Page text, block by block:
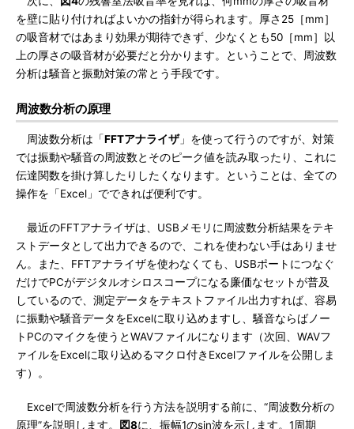
を壁に貼り付ければよいかの指針が得られます。厚さ25［mm］
の吸音材ではあまり効果が期待できず、少なくとも50［mm］以
上の厚さの吸音材が必要だと分かります。ということで、周波数
分析は騒音と振動対策の常とう手段です。
周波数分析の原理
周波数分析は「FFTアナライザ」を使って行うのですが、対策
では振動や騒音の周波数とそのピーク値を読み取ったり、これに
伝達関数を掛け算したりしたくなります。ということは、全ての
操作を「Excel」でできれば便利です。
最近のFFTアナライザは、USBメモリに周波数分析結果をテキ
ストデータとして出力できるので、これを使わない手はありませ
ん。また、FFTアナライザを使わなくても、USBポートにつなぐ
だけでPCがデジタルオシロスコープになる廉価なセットが普及
しているので、測定データをテキストファイル出力すれば、容易
に振動や騒音データをExcelに取り込めますし、騒音ならばノー
トPCのマイクを使うとWAVファイルになります（次回、WAVフ
ァイルをExcelに取り込めるマクロ付きExcelファイルを公開しま
す）。
Excelで周波数分析を行う方法を説明する前に、“周波数分析の
原理”を説明します。
図8に、振幅1のsin波を示します。1周期